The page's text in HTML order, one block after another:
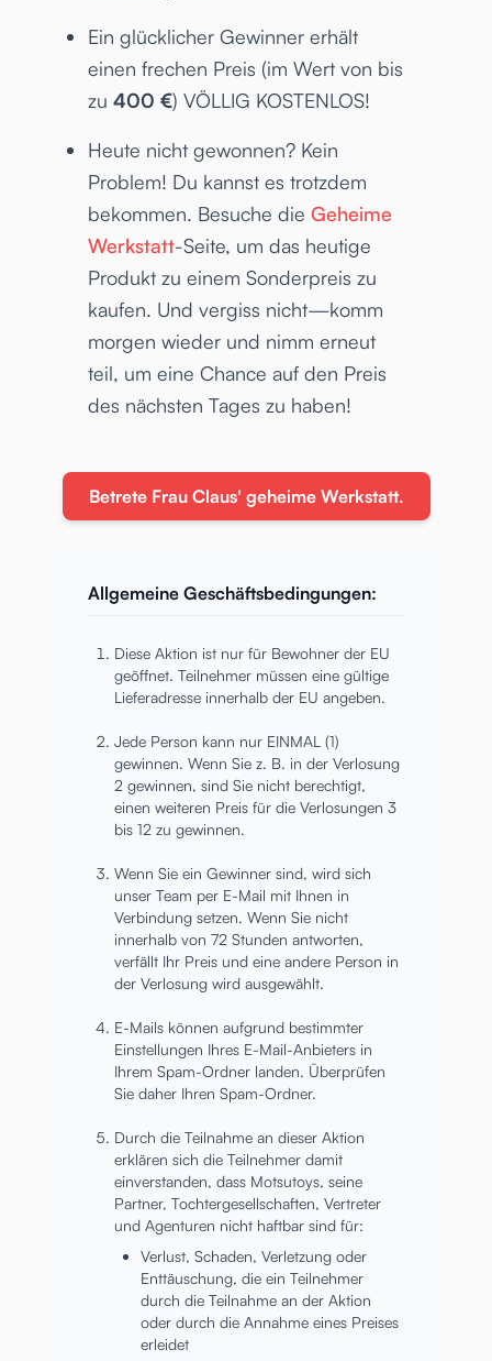
Ein glücklicher Gewinner erhält
einen frechen Preis (im Wert von bis
zu 400 €) VÖLLIG KOSTENLOS!
Heute nicht gewonnen? Kein
Problem! Du kannst es trotzdem
bekommen. Besuche die Geheime
Werkstatt-Seite, um das heutige
Produkt zu einem Sonderpreis zu
kaufen. Und vergiss nicht—komm
morgen wieder und nimm erneut
teil, um eine Chance auf den Preis
des nächsten Tages zu haben!
Betrete Frau Claus' geheime Werkstatt.
Allgemeine Geschäftsbedingungen:
Diese Aktion ist nur für Bewohner der EU
geöffnet. Teilnehmer müssen eine gültige
Lieferadresse innerhalb der EU angeben.
Jede Person kann nur EINMAL (1)
gewinnen. Wenn Sie z. B. in der Verlosung
2 gewinnen, sind Sie nicht berechtigt,
einen weiteren Preis für die Verlosungen 3
bis 12 zu gewinnen.
Wenn Sie ein Gewinner sind, wird sich
unser Team per E-Mail mit Ihnen in
Verbindung setzen. Wenn Sie nicht
innerhalb von 72 Stunden antworten,
verfällt Ihr Preis und eine andere Person in
der Verlosung wird ausgewählt.
E-Mails können aufgrund bestimmter
Einstellungen Ihres E-Mail-Anbieters in
Ihrem Spam-Ordner landen. Überprüfen
Sie daher Ihren Spam-Ordner.
Durch die Teilnahme an dieser Aktion
erklären sich die Teilnehmer damit
einverstanden, dass Motsutoys, seine
Partner, Tochtergesellschaften, Vertreter
und Agenturen nicht haftbar sind für:
Verlust, Schaden, Verletzung oder
Enttäuschung, die ein Teilnehmer
durch die Teilnahme an der Aktion
oder durch die Annahme eines Preises
erleidet